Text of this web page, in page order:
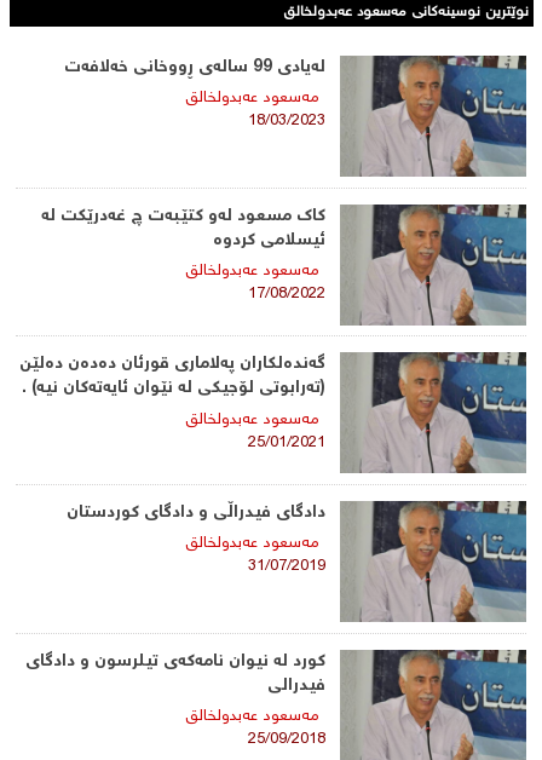
نوێترین نوسینەکانی مه‌سعود عەبدولخالق
له‌یادی 99 ساله‌ی ڕووخانی خه‌لافه‌ت
مه‌سعود عەبدولخالق
18/03/2023
كاك مسعود له‌و كتێبه‌ت چ غه‌درێكت له
‌ئیسلامی كردوه‌
مه‌سعود عەبدولخالق
17/08/2022
گەندەلكاران پەلاماری قورئان دەدەن دەلێن
(تەرابوتی لۆجیكی لە نێوان ئایەتەكان نیە) .
مه‌سعود عەبدولخالق
25/01/2021
دادگای فیدراڵی و دادگای كوردستان
مه‌سعود عەبدولخالق
31/07/2019
كورد لە نیوان نامەكەی تیلرسون و دادگای
فیدرالی
مه‌سعود عەبدولخالق
25/09/2018